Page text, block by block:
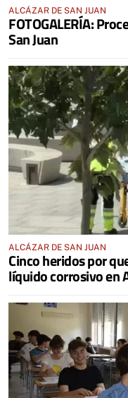
ALCÁZAR DE SAN JUAN
FOTOGALERÍA:
San Juan
ALCÁZAR DE SAN JUAN
Cinco heridos por
líquido corrosivo en